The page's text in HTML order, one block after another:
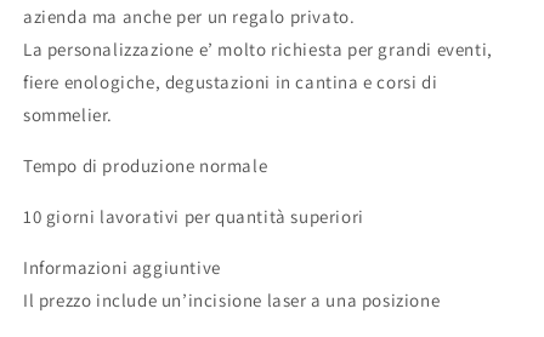
azienda ma anche per un regalo privato.
La personalizzazione e’ molto richiesta per grandi eventi,
fiere enologiche, degustazioni in cantina e corsi di
sommelier.
Tempo di produzione normale
10 giorni lavorativi per quantità superiori
Informazioni aggiuntive
Il prezzo include un’incisione laser a una posizione